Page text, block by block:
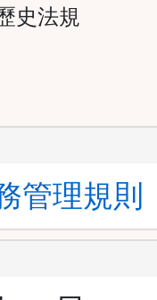
史法規
管理規則